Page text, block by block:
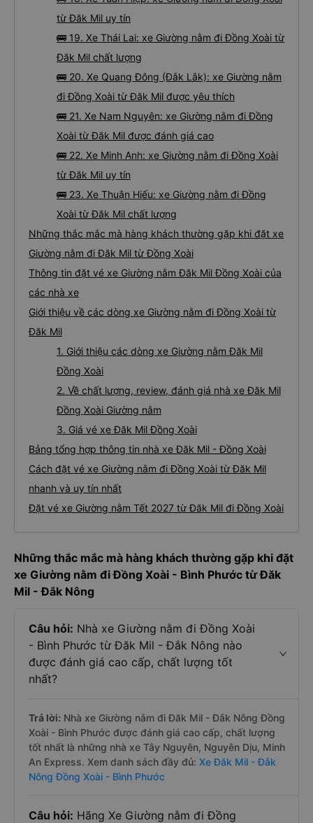
từ Đăk Mil uy tín
🚌 19. Xe Thái Lai: xe Giường nằm đi Đồng Xoài từ
Đăk Mil chất lượng
🚌 20. Xe Quang Đông (Đắk Lắk): xe Giường nằm
đi Đồng Xoài từ Đăk Mil được yêu thích
🚌 21. Xe Nam Nguyên: xe Giường nằm đi Đồng
Xoài từ Đăk Mil được đánh giá cao
🚌 22. Xe Minh Anh: xe Giường nằm đi Đồng Xoài
từ Đăk Mil uy tín
🚌 23. Xe Thuận Hiếu: xe Giường nằm đi Đồng
Xoài từ Đăk Mil chất lượng
Những thắc mắc mà hàng khách thường gặp khi đặt xe
Giường nằm đi Đăk Mil từ Đồng Xoài
Thông tin đặt vé xe Giường nằm Đăk Mil Đồng Xoài của
các nhà xe
Giới thiệu về các dòng xe Giường nằm đi Đồng Xoài từ
Đăk Mil
1. Giới thiệu các dòng xe Giường nằm Đăk Mil
Đồng Xoài
2. Về chất lượng, review, đánh giá nhà xe Đăk Mil
Đồng Xoài Giường nằm
3. Giá vé xe Đăk Mil Đồng Xoài
Bảng tổng hợp thông tin nhà xe Đăk Mil - Đồng Xoài
Cách đặt vé xe Giường nằm đi Đồng Xoài từ Đăk Mil
nhanh và uy tín nhất
Đặt vé xe Giường nằm Tết 2027 từ Đăk Mil đi Đồng Xoài
Những thắc mắc mà hàng khách thường gặp khi đặt
xe Giường nằm đi Đồng Xoài - Bình Phước từ Đăk
Mil - Đắk Nông
Câu hỏi: Nhà xe Giường nằm đi Đồng Xoài
- Bình Phước từ Đăk Mil - Đắk Nông nào
được đánh giá cao cấp, chất lượng tốt
nhất?
Trả lời: Nhà xe Giường nằm đi Đăk Mil - Đắk Nông Đồng
Xoài - Bình Phước được đánh giá cao cấp, chất lượng
tốt nhất là những nhà xe Tây Nguyên, Nguyên Dịu, Minh
An Express. Xem danh sách đầy đủ: Xe Đăk Mil - Đắk
Nông Đồng Xoài - Bình Phước
Câu hỏi: Hãng Xe Giường nằm đi Đồng